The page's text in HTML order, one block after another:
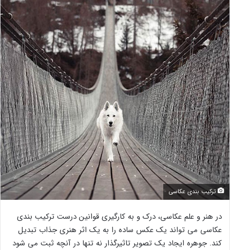
ترکیب بندی عکاسی
در هنر و علم عکاسی، درک و به کارگیری قوانین درست ترکیب بندی
عکاسی می تواند یک عکس ساده را به یک اثر هنری جذاب تبدیل
کند. جوهره ایجاد یک تصویر تاثیرگذار نه تنها در آنچه ثبت می شود